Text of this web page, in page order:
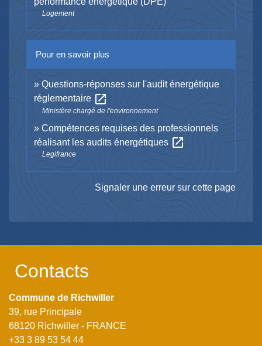
Logement
Pour en savoir plus
Questions-réponses sur l'audit énergétique
réglementaire open_in_new
Ministère chargé de l'environnement
Compétences requises des professionnels
réalisant les audits énergétiques open_in_new
Legifrance
Signaler une erreur sur cette page
Contacts
Commune de Richwiller
39, rue Principale
68120 Richwiller - FRANCE
+33 3 89 53 54 44